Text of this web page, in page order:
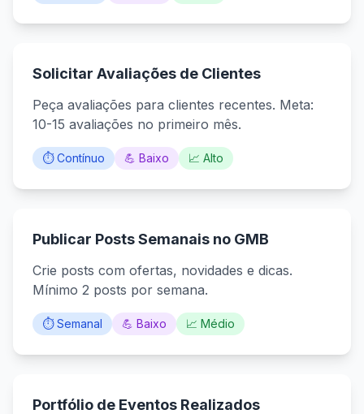
Solicitar Avaliações de Clientes
Peça avaliações para clientes recentes. Meta:
10-15 avaliações no primeiro mês.
⏱️ Contínuo 💪 Baixo 📈 Alto
Publicar Posts Semanais no GMB
Crie posts com ofertas, novidades e dicas.
Mínimo 2 posts por semana.
⏱️ Semanal 💪 Baixo 📈 Médio
Portfólio de Eventos Realizados